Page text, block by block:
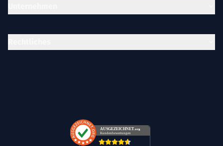
AUSGEZEICHNET .org
Kundenbewertungen